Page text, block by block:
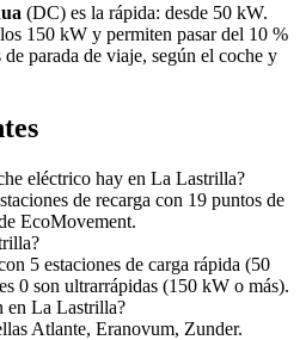
(DC) es la rápida: desde 50 kW.
150 kW y permiten pasar del 10 %
parada de viaje, según el coche y
eléctrico hay en La Lastrilla?
de recarga con 19 puntos de
EcoMovement.
5 estaciones de carga rápida (50
0 son ultrarrápidas (150 kW o más).
en La Lastrilla?
Atlante, Eranovum, Zunder.